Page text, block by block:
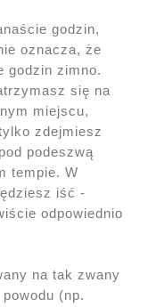
godzin,
oznacza, że
godzin zimno.
się na
miejscu,
zdejmiesz
podeszwą
tempie. W
iść -
odpowiednio
na tak zwany
(np.